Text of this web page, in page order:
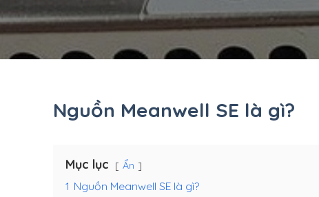
Nguồn Meanwell SE là gì?
Mục lục Ẩn
1 Nguồn Meanwell SE là gì?